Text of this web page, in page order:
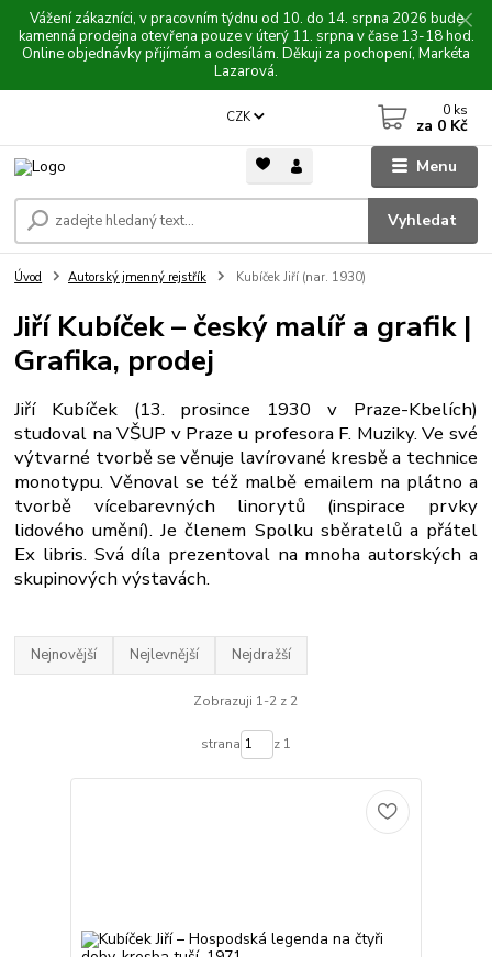
Vážení zákazníci, v pracovním týdnu od 10. do 14. srpna 2026 bude
kamenná prodejna otevřena pouze v úterý 11. srpna v čase 13-18 hod.
Online objednávky přijímám a odesílám. Děkuji za pochopení, Markéta
Lazarová.
Menu
CZK
Vyhledat
0 ks
za 0 Kč
Úvod Autorský jmenný rejstřík Kubíček Jiří (nar. 1930)
Jiří Kubíček – český malíř a grafik |
Grafika, prodej
Jiří Kubíček (13. prosince 1930 v Praze-Kbelích)
studoval na VŠUP v Praze u profesora F. Muziky. Ve své
výtvarné tvorbě se věnuje lavírované kresbě a technice
monotypu. Věnoval se též malbě emailem na plátno a
tvorbě vícebarevných linorytů (inspirace prvky
lidového umění). Je členem Spolku sběratelů a přátel
Ex libris. Svá díla prezentoval na mnoha autorských a
skupinových výstavách.
Nejnovější Nejlevnější Nejdražší
Zobrazuji 1-2 z 2
strana z 1